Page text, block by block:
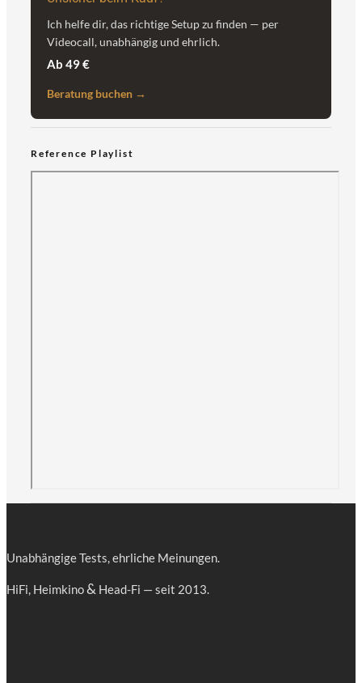
Ich helfe dir, das richtige Setup zu finden — per
Videocall, unabhängig und ehrlich.
Ab 49 €
Beratung buchen →
Reference Playlist
Unab­hän­gi­ge Tests, ehr­li­che Meinungen.
HiFi, Heim­ki­no& Head-Fi — seit 2013.